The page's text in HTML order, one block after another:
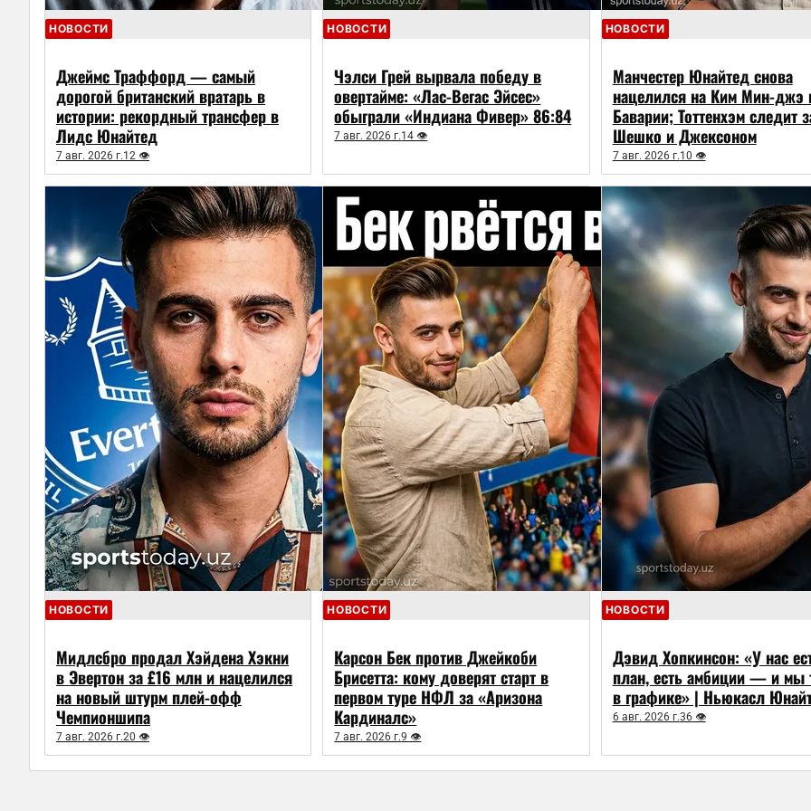
НОВОСТИ
Джеймс Траффорд — самый
дорогой британский вратарь в
истории: рекордный трансфер в
Лидс Юнайтед
7 авг. 2026 г.12 👁
НОВОСТИ
Чэлси Грей вырвала победу в
овертайме: «Лас-Вегас Эйсес»
обыграли «Индиана Фивер» 86:84
7 авг. 2026 г.14 👁
НОВОСТИ
Манчестер Юнайтед снова
нацелился на Ким Мин-джэ
Баварии; Тоттенхэм следит
Шешко и Джексоном
7 авг. 2026 г.10 👁
НОВОСТИ
Мидлсбро продал Хэйдена Хэкни
в Эвертон за £16 млн и нацелился
на новый штурм плей-офф
Чемпионшипа
7 авг. 2026 г.20 👁
НОВОСТИ
Карсон Бек против Джейкоби
Брисетта: кому доверят старт в
первом туре НФЛ за «Аризона
Кардиналс»
7 авг. 2026 г.9 👁
НОВОСТИ
Дэвид Хопкинсон: «У нас
план, есть амбиции — и мы
в графике» | Ньюкасл
6 авг. 2026 г.36 👁